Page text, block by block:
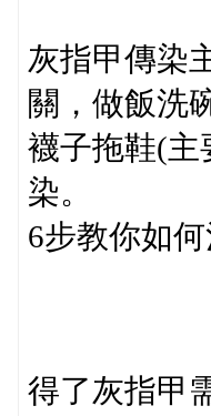
灰指甲傳染
關，做飯洗
襪子拖鞋(主
染。
6步教你如
得了灰指甲